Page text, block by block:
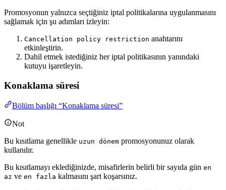
Promosyonun yalnızca seçtiğiniz iptal politikalarına uygulanmasını
sağlamak için şu adımları izleyin:
Cancellation policy restriction anahtarını
etkinleştirin.
Dahil etmek istediğiniz her iptal politikasının yanındaki
kutuyu işaretleyin.
Konaklama süresi
Bölüm başlığı “Konaklama süresi”
Not
Bu kısıtlama genellikle uzun dönem promosyonunuz olarak
kullanılır.
Bu kısıtlamayı eklediğinizde, misafirlerin belirli bir sayıda gün en
az ve en fazla kalmasını şart koşarsınız.